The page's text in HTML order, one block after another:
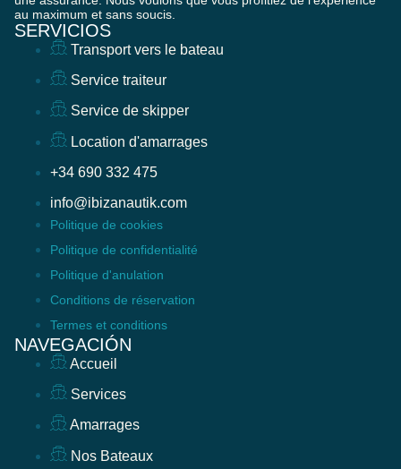
au maximum et sans soucis.
SERVICIOS
Transport vers le bateau
Service traiteur
Service de skipper
Location d'amarrages
+34 690 332 475
info@ibizanautik.com
Politique de cookies
Politique de confidentialité
Politique d'anulation
Conditions de réservation
Termes et conditions
NAVEGACIÓN
Accueil
Services
Amarrages
Nos Bateaux